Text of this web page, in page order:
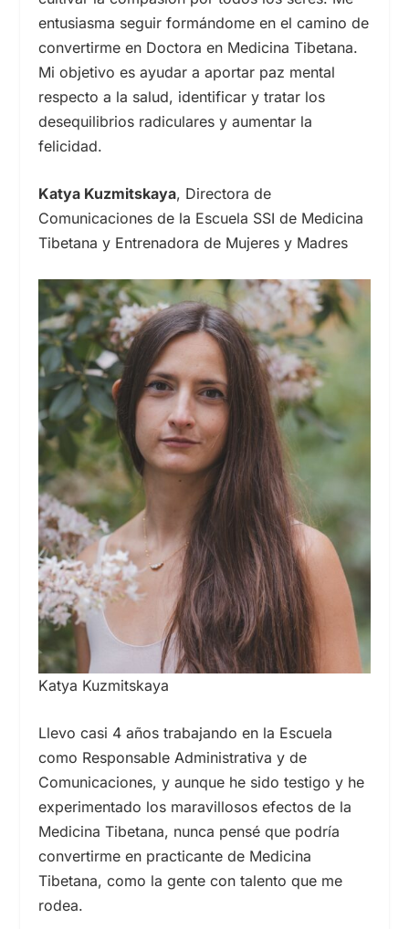
entusiasma seguir formándome en el camino de
convertirme en Doctora en Medicina Tibetana.
Mi objetivo es ayudar a aportar paz mental
respecto a la salud, identificar y tratar los
desequilibrios radiculares y aumentar la
felicidad.
Katya Kuzmitskaya, Directora de
Comunicaciones de la Escuela SSI de Medicina
Tibetana y Entrenadora de Mujeres y Madres
Katya Kuzmitskaya
Llevo casi 4 años trabajando en la Escuela
como Responsable Administrativa y de
Comunicaciones, y aunque he sido testigo y he
experimentado los maravillosos efectos de la
Medicina Tibetana, nunca pensé que podría
convertirme en practicante de Medicina
Tibetana, como la gente con talento que me
rodea.